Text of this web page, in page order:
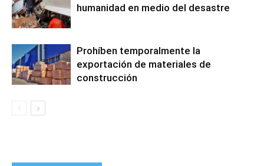
humanidad en medio del desastre
Prohíben temporalmente la
exportación de materiales de
construcción